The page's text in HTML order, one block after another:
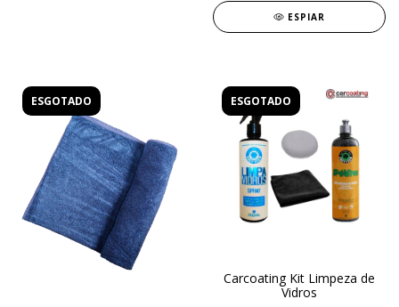
ESPIAR
ESGOTADO ESGOTADO
Carcoating Kit Limpeza de
Vidros